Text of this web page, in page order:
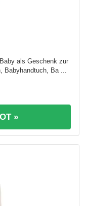
als Geschenk zur
Ba ...
»